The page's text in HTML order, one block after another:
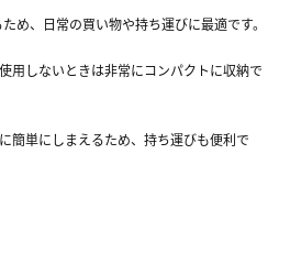
め、日常の買い物や持ち運びに最適です。
用しないときは非常にコンパクトに収納で
簡単にしまえるため、持ち運びも便利で